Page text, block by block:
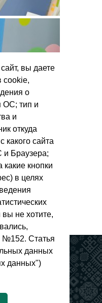
вы даете
cookie,
о
ОС; тип и
и
откуда
какого сайта
и Браузера;
какие кнопки
в целях
не хотите,
№152. Статья
данных
данных")